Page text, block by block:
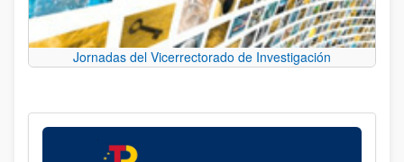
Jornadas del Vicerrectorado de Investigación